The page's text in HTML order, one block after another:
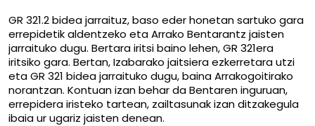
GR 321.2 bidea jarraituz, baso eder honetan sartuko gara
errepidetik aldentzeko eta Arrako Bentarantz jaisten
jarraituko dugu. Bertara iritsi baino lehen, GR 321era
iritsiko gara. Bertan, Izabarako jaitsiera ezkerretara utzi
eta GR 321 bidea jarraituko dugu, baina Arrakogoitirako
norantzan. Kontuan izan behar da Bentaren inguruan,
errepidera iristeko tartean, zailtasunak izan ditzakegula
ibaia ur ugariz jaisten denean.